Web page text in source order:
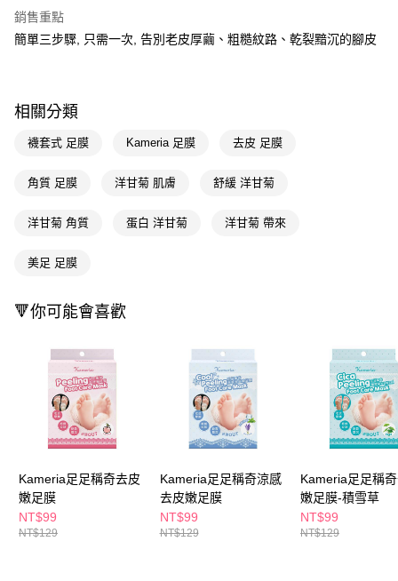
悠遊付
相關說明
【關於「AFTEE先享後付」】
１．簡單：不需註冊會員、不需綁卡、不需儲值。
３．安心：先確認商品／服務後，再付款。
１．於結帳方式選擇「AFTEE先享後付」後，將跳轉至「AFTEE先享後付」
３．收到繳費通知簡訊後14天內，點擊此簡訊中的連結，可透過四大超商／
購買商品的店家。未經商家同意取消之訂單仍視為有效，需透過AFTEE先享
後付繳納相關費用。
※ 交易是否成功請以「AFTEE先享後付 」之結帳頁面顯示為準，若有關於
是否繳費成功／繳費後需取消欲退款等相關疑問，請聯繫「AFTEE先享後付
客戶支援中心」https://netprotections.freshdesk.com/support/home
１．透過由恩沛科技股份有限公司提供之「AFTEE先享後付」服務完成之交
易，需依本服務之必要範圍內提供個人資料，並將交易相關給付款項請求債
權轉讓予恩沛科技股份有限公司。
２．關於個人資料處理事宜，請瀏覽以下網址：
https://aftee.tw/terms/#terms3
即享券
全家取貨付款
每筆NT$65，滿NT$390(含以上)免運費
每筆NT$65，滿NT$490(含以上)免運費
付款後萊爾富取貨
每筆NT$65，滿NT$490(含以上)免運費
7-11取貨付款
每筆NT$65，滿NT$490(含以上)免運費
付款後7-11取貨
每筆NT$65，滿NT$490(含以上)免運費
銷售重點
簡單三步驟, 只需一次, 告別老皮厚繭、粗糙紋路、乾裂黯沉的腳皮
相關分類
襪套式 足膜 Kameria 足膜 去皮 足膜
角質 足膜 洋甘菊 肌膚 舒緩 洋甘菊
洋甘菊 角質 蛋白 洋甘菊 洋甘菊 帶來
美足 足膜
🔻你可能會喜歡
Kameria足足稱奇去皮
嫩足膜
NT$99
NT$129
Kameria足足稱奇涼感
去皮嫩足膜
NT$99
NT$129
Kameria足足稱
嫩足膜-積雪草
NT$99
NT$129